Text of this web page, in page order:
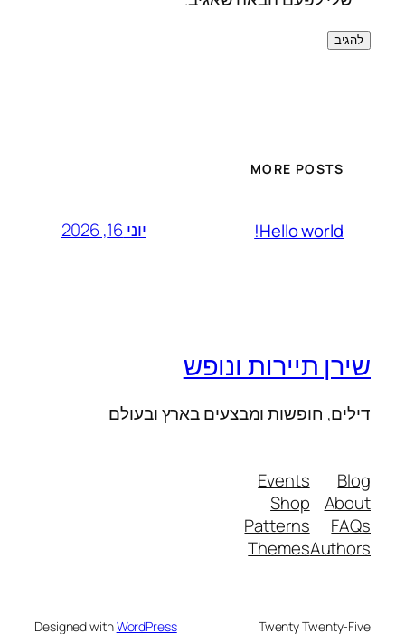
MORE POSTS
Hello world! יוני 16, 2026
שירן תיירות ונופש
דילים, חופשות ומבצעים בארץ ובעולם
Blog
About
FAQs
Authors
Events
Shop
Patterns
Themes
Twenty Twenty-Five
Designed withWordPress